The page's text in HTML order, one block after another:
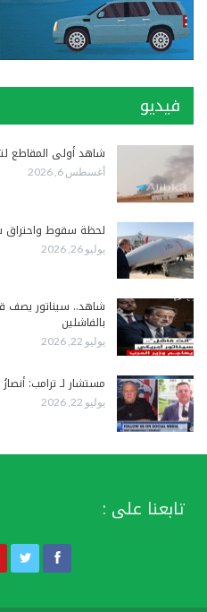
فيديو
شاهد أولى المقاطع
أغسطس 6, 2026
لحظة سقوط واحتراق
يوليو 26, 2026
شاهد.. سيناتور يصف
بالفاشلين
يوليو 22, 2026
مستشار لـ ترامب:
يوليو 22, 2026
تابعنا على :